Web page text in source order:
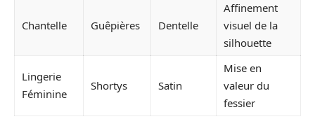
Chantelle Guêpières Dentelle
Affinement
visuel de la
silhouette
Lingerie
Féminine
Shortys Satin
Mise en
valeur du
fessier